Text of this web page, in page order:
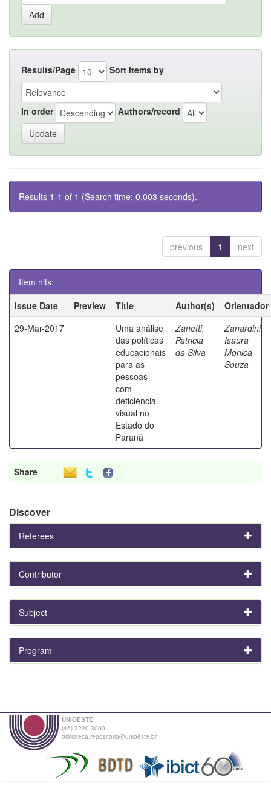
Results/Page Sort items by
In order Authors/record
Results 1-1 of 1 (Search time: 0.003 seconds).
previous 1 next
Item hits:
Issue Date
Preview Title Author(s)
Orientador
29-Mar-2017
Uma análise
das políticas
educacionais
para as
pessoas
com
deficiência
visual no
Estado do
Paraná
Zanetti,
Patricia
da Silva
Zanardini,
Isaura
Monica
Souza
Share
Discover
Referees
Contributor
Subject
Program
UNIOESTE
(45) 3220-3000
biblioteca.repositorio@unioeste.br